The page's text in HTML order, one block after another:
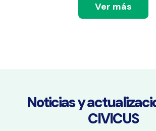
Ver más
Noticias y
CIVICUS